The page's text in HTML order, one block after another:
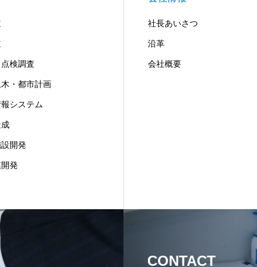
検調査
・都市計画
システム
開発
発
社長あいさつ
沿革
会社概要
CONTACT